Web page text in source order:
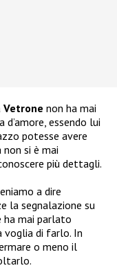
Vetrone non ha mai
essendo lui
potesse avere
si è mai
più dettagli.
a dire
la segnalazione su
ha mai parlato
voglia di farlo. In
o meno il